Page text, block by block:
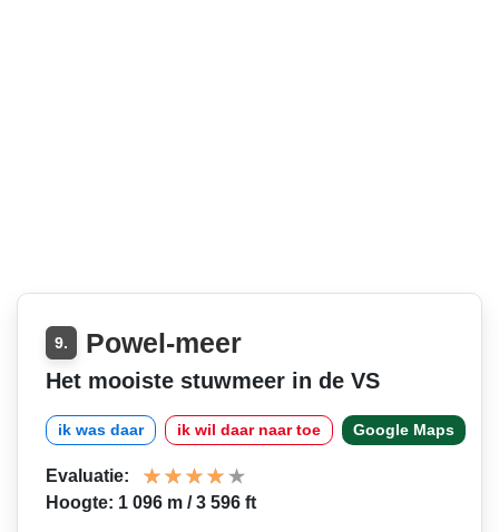
9. Powel-meer
Het mooiste stuwmeer in de VS
ik was daar ik wil daar naar toe Google Maps
Evaluatie:
Hoogte: 1 096 m / 3 596 ft